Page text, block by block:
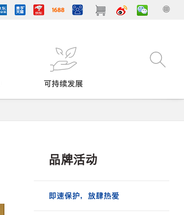
可持续发展
品牌活动
即速保护，放肆热爱